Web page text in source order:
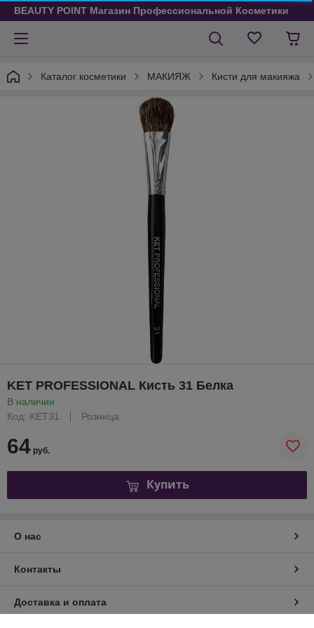
BEAUTY POINT Магазин Профессиональной Косметики
Каталог косметики МАКИЯЖ Кисти для макияжа
KET PROFESSIONAL Кисть 31 Белка
В наличии
Код: KET31
Розница
64 руб.
Купить
О нас
Контакты
Доставка и оплата